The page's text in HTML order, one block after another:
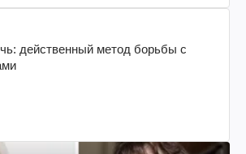
действенный метод борьбы с